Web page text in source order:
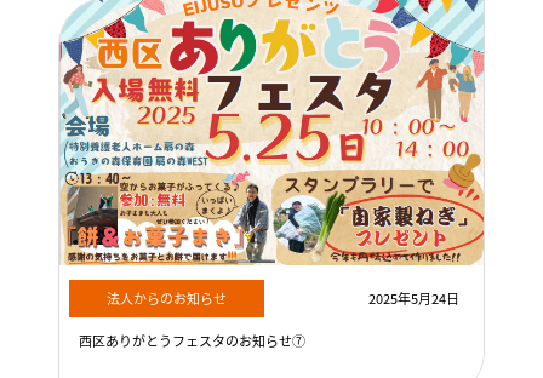
法人からのお知らせ 2025年5月24日
西区ありがとうフェスタのお知らせ⑦